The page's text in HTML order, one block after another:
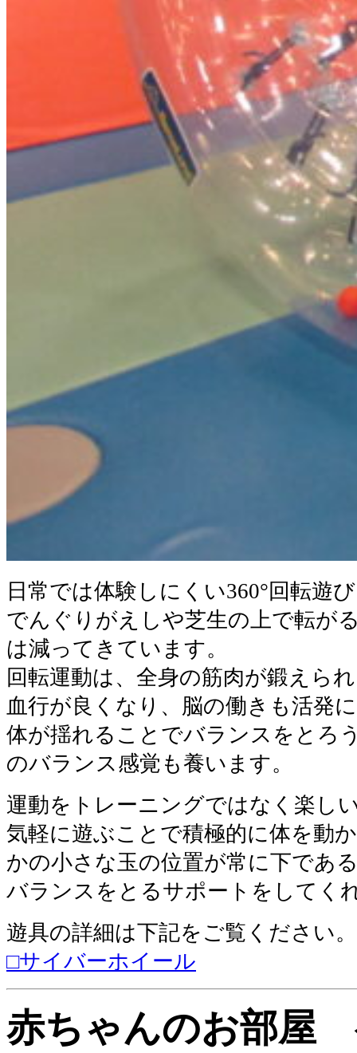
日常では体験しにくい360°回転遊
でんぐりがえしや芝生の上で転が
は減ってきています。
回転運動は、全身の筋肉が鍛えら
血行が良くなり、脳の働きも活発
体が揺れることでバランスをとろ
のバランス感覚も養います。
運動をトレーニングではなく楽し
気軽に遊ぶことで積極的に体を動
かの小さな玉の位置が常に下であ
バランスをとるサポートをしてく
遊具の詳細は下記をご覧ください。
□サイバーホイール
赤ちゃんのお部屋